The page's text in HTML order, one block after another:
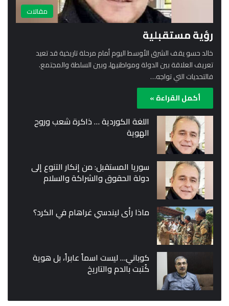
مقالات
رؤية مستقبلية
خالد حسو يقف الشرق الأوسط اليوم أمام مرحلة تاريخية قد تعيد
تعريف العلاقة بين الدولة ومواطنيها، وبين السلطة والمجتمع.
فالتحديات التي تواجه…
أكمل القراءة »
اللغة الكوردية … ذاكرة شعب وروح
الهوية
سوريا المستقبل: من إنكار التنوع إلى
دولة الحقوق والشراكة والسلام
ماذا رأى ليندسي غراهام في الكرد؟
كوباني… ليست اسماً عابراً، بل هوية
كُتبت بالدم والتاريخ